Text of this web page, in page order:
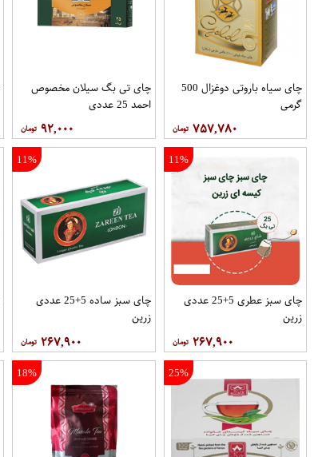
چای سیاه باروتی دوغزال 500
گرمی
۷۵۷,۷۸۰
چای تی بگ سیلان مخصوص
احمد 25 عددی
۹۲,۰۰۰
11%
چای سبز عطری 5+25 عددی
زرین
۲۶۷,۹۰۰
11%
چای سبز ساده 5+25 عددی
زرین
۲۶۷,۹۰۰
25%
18%